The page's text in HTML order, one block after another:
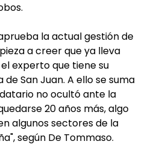
la actual gestión de
a creer que ya lleva
experto que tiene su
San Juan. A ello se suma
no ocultó ante la
20 años más, algo
algunos sectores de la
según De Tommaso.